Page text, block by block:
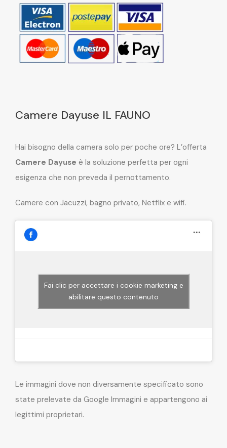
Camere Dayuse IL FAUNO
Hai bisogno della camera solo per poche ore? L’offerta
Camere Dayuse è la soluzione perfetta per ogni
esigenza che non preveda il pernottamento.
Camere con Jacuzzi, bagno privato, Netflix e wifi.
Fai clic per accettare i cookie marketing e
abilitare questo contenuto
Le immagini dove non diversamente specificato sono
state prelevate da Google Immagini e appartengono ai
legittimi proprietari.